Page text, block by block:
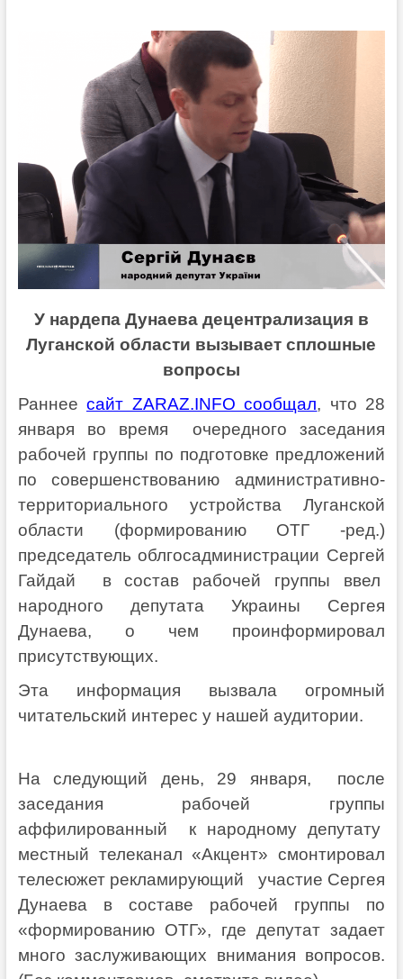
У нардепа Дунаева децентрализация в
Луганской области вызывает сплошные
вопросы
Раннеесайт ZARAZ.INFO сообщал, что 28
января во время очередного заседания
рабочей группы по подготовке предложений
по совершенствованию административно-
территориального устройства Луганской
области (формированию ОТГ -ред.)
председатель облгосадминистрации Сергей
Гайдай в состав рабочей группы ввел
народного депутата Украины Сергея
Дунаева, о чем проинформировал
присутствующих.
Эта информация вызвала огромный
читательский интерес у нашей аудитории.
На следующий день, 29 января, после
заседания рабочей группы
аффилированный к народному депутату
местный телеканал «Акцент» смонтировал
телесюжет рекламирующий участие Сергея
Дунаева в составе рабочей группы по
«формированию ОТГ», где депутат задает
много заслуживающих внимания вопросов.